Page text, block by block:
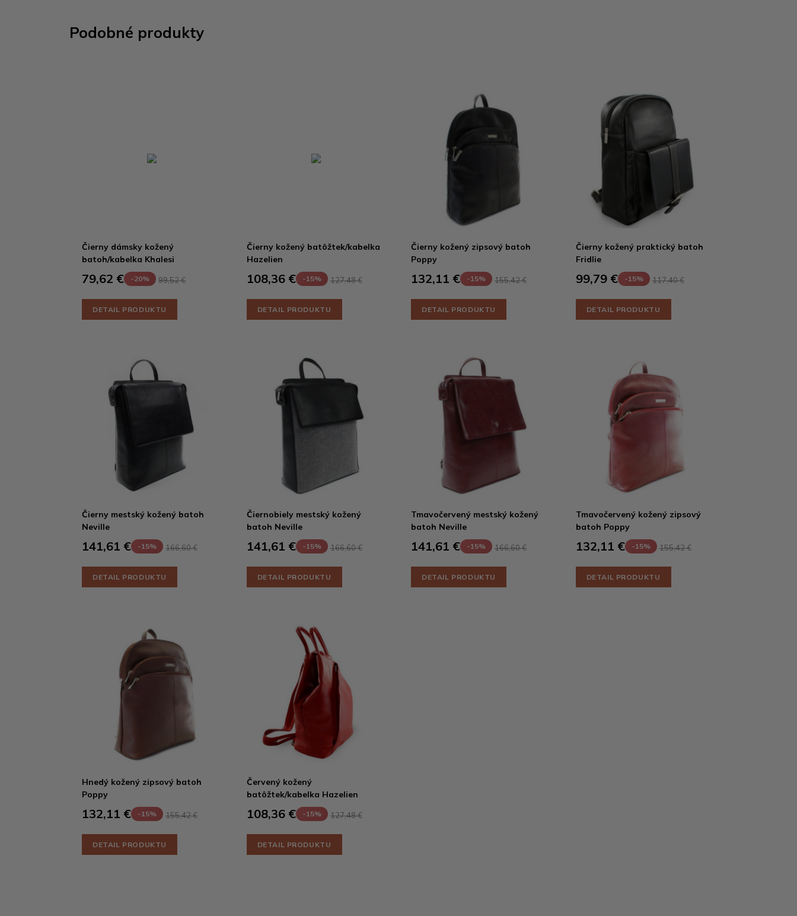
Podobné produkty
Čierny dámsky kožený
batoh/kabelka Khalesi
79,62 € -20% 99,52 €
DETAIL PRODUKTU
Čierny kožený batôžtek/kabelka
Hazelien
108,36 € -15% 127,48 €
DETAIL PRODUKTU
Čierny kožený zipsový batoh
Poppy
132,11 € -15% 155,42 €
DETAIL PRODUKTU
Čierny kožený praktický batoh
Fridlie
99,79 € -15% 117,40 €
DETAIL PRODUKTU
Čierny mestský kožený batoh
Neville
141,61 € -15% 166,60 €
DETAIL PRODUKTU
Čiernobiely mestský kožený
batoh Neville
141,61 € -15% 166,60 €
DETAIL PRODUKTU
Tmavočervený mestský kožený
batoh Neville
141,61 € -15% 166,60 €
DETAIL PRODUKTU
Tmavočervený kožený zipsový
batoh Poppy
132,11 € -15% 155,42 €
DETAIL PRODUKTU
Hnedý kožený zipsový batoh
Poppy
132,11 € -15% 155,42 €
DETAIL PRODUKTU
Červený kožený
batôžtek/kabelka Hazelien
108,36 € -15% 127,48 €
DETAIL PRODUKTU